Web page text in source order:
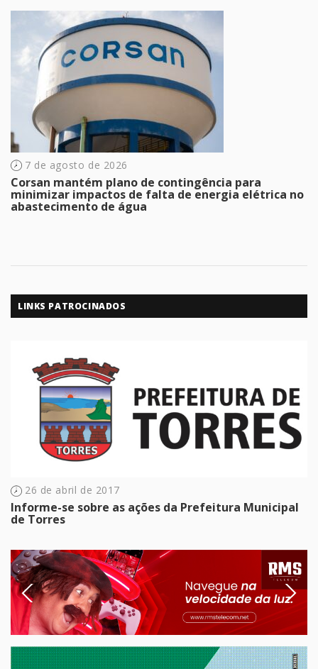
7 de agosto de 2026
Corsan mantém plano de contingência para
minimizar impactos de falta de energia elétrica no
abastecimento de água
LINKS PATROCINADOS
26 de abril de 2017
Informe-se sobre as ações da Prefeitura Municipal
de Torres
Previous Next